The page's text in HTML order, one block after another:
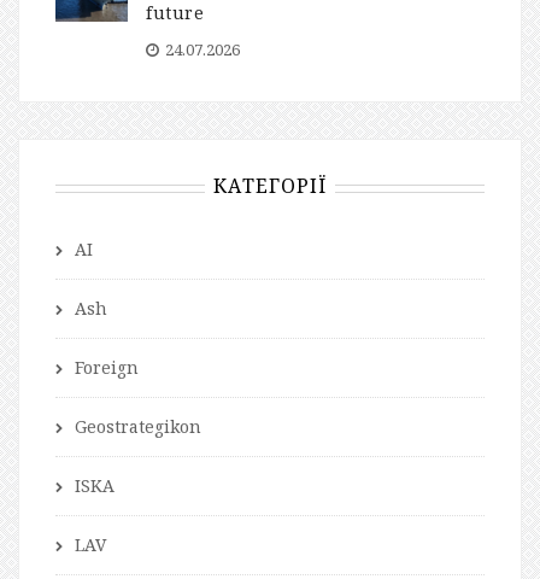
future
24.07.2026
КАТЕГОРІЇ
AI
Ash
Foreign
Geostrategikon
ISKA
LAV